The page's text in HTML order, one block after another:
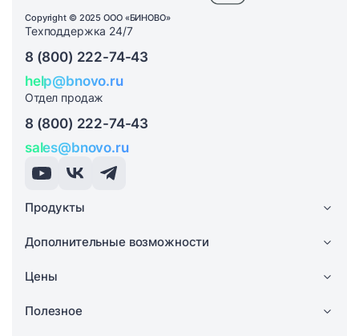
Copyright © 2025 ООО «БИНОВО»
Техподдержка 24/7
8 (800) 222-74-43
help@bnovo.ru
Отдел продаж
8 (800) 222-74-43
sales@bnovo.ru
Продукты
Дополнительные возможности
Цены
Полезное